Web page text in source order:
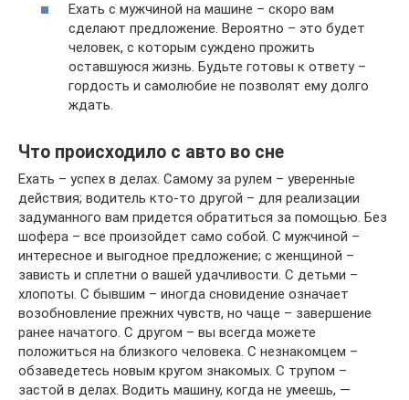
Ехать с мужчиной на машине – скоро вам
сделают предложение. Вероятно – это будет
человек, с которым суждено прожить
оставшуюся жизнь. Будьте готовы к ответу –
гордость и самолюбие не позволят ему долго
ждать.
Что происходило с авто во сне
Ехать – успех в делах. Самому за рулем – уверенные
действия; водитель кто-то другой – для реализации
задуманного вам придется обратиться за помощью. Без
шофера – все произойдет само собой. С мужчиной –
интересное и выгодное предложение; с женщиной –
зависть и сплетни о вашей удачливости. С детьми –
хлопоты. С бывшим – иногда сновидение означает
возобновление прежних чувств, но чаще – завершение
ранее начатого. С другом – вы всегда можете
положиться на близкого человека. С незнакомцем –
обзаведетесь новым кругом знакомых. С трупом –
застой в делах. Водить машину, когда не умеешь, —